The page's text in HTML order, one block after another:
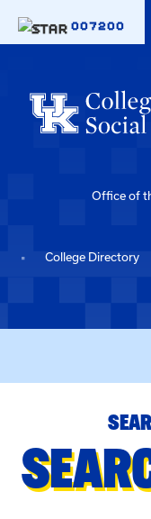
007200
Office of
College Directory